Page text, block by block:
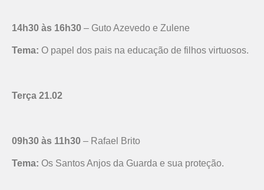
14h30 às 16h30 – Guto Azevedo e Zulene
Tema: O papel dos pais na educação de filhos virtuosos.
Terça 21.02
09h30 às 11h30 – Rafael Brito
Tema: Os Santos Anjos da Guarda e sua proteção.